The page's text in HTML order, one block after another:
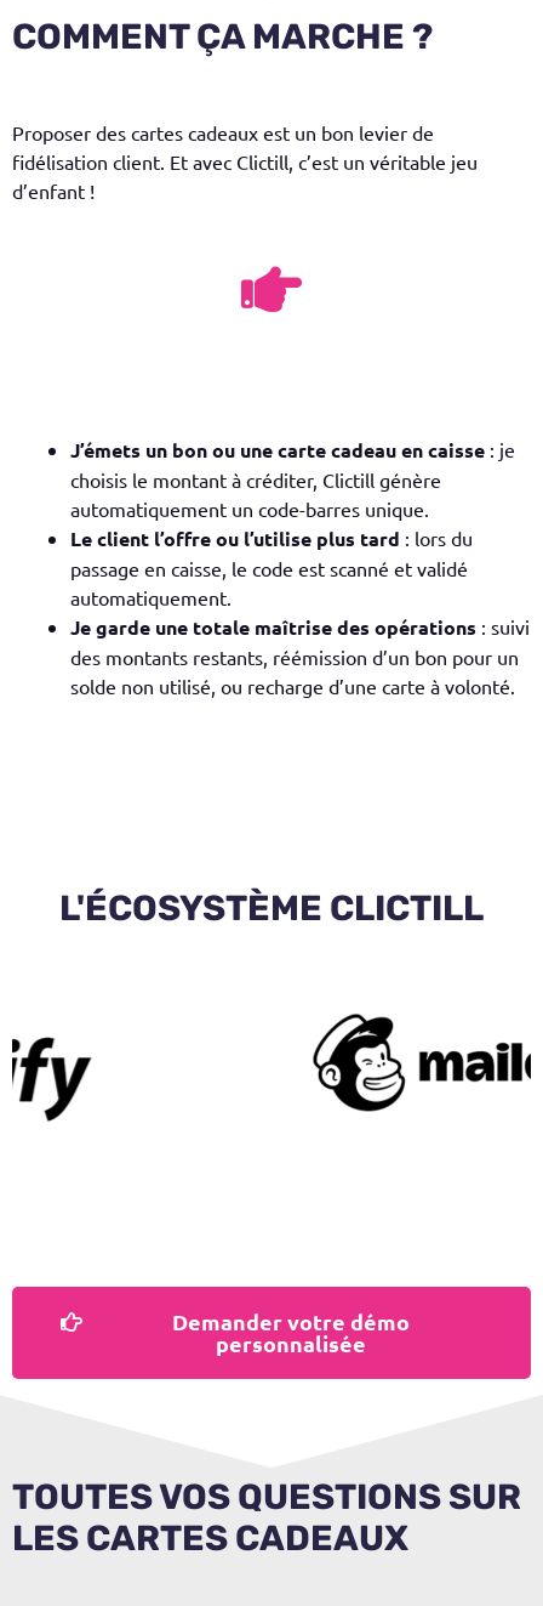
COMMENT ÇA MARCHE ?
Proposer des cartes cadeaux est un bon levier de
fidélisation client. Et avec Clictill , c’est un véritable jeu
d’enfant !
J’émets un bon ou une carte cadeau en caisse : je
choisis le montant à créditer, Clictill génère
automatiquement un code-barres unique.
Le client l’offre ou l’utilise plus tard : lors du
passage en caisse, le code est scanné et validé
automatiquement.
Je garde une totale maîtrise des opérations : suivi
des montants restants, réémission d’un bon pour un
solde non utilisé, ou recharge d’une carte à volonté.
L'ÉCOSYSTÈME CLICTILL
Demander votre démo
personnalisée
TOUTES VOS QUESTIONS SUR
LES CARTES CADEAUX